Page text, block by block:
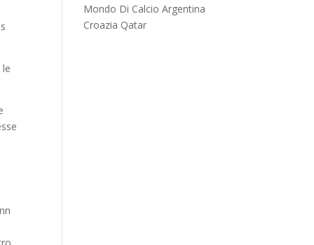
Mondo Di Calcio Argentina
Croazia Qatar